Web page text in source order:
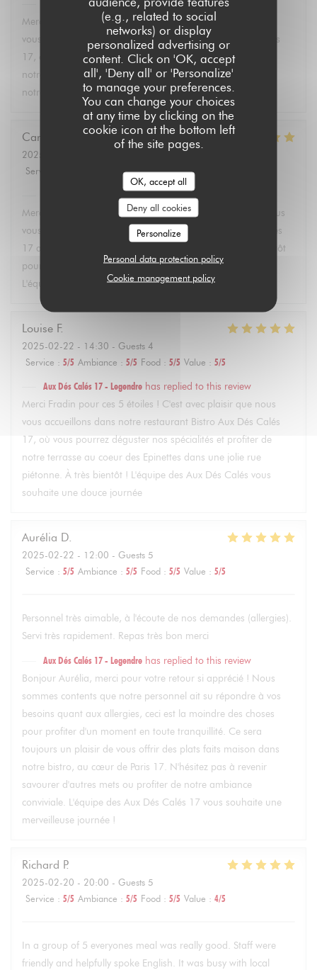
(e.g., related to social
networks) or display
personalized advertising or
content. Click on 'OK, accept
all', 'Deny all' or 'Personalize'
to manage your preferences.
You can change your choices
at any time by clicking on the
cookie icon at the bottom left
of the site pages.
OK, accept all
Deny all cookies
Personalize
Personal data protection policy
Cookie management policy
Aux Dés Calés 17 - Legendre has replied to this review
Merci Martin pour vos 5 étoiles ! C'est avec plaisir que nous
vous accueillons dans notre restaurant Bistro Aux Dés Calés
17, où vous pourrez découvrir dès l'arrivée des beaux jours
notre terrasse et nos plats faits maison. À très bientôt dans
notre bistro à Paris ! L'équipe des Aux Dés Calés.
Caroline
2025-02-21
Service
5/5 Food: 5/5 Value
Aux Dés Calés 17 - Legendre has replied to this review
Merci Caroline pour ces 5 étoiles ! C'est avec plaisir que nous
vous accueillons dans notre Restaurant Bistro Aux Dés Calés
17 au coeur des Epinettes. Nous espérons vous revoir bientôt
pour profiter de notre terrasse et de nos plats faits maison.
L'équipe des Aux Dés Calés vous souhaite une jolie journée
Louise F
2025-02-22 - 14:30 - Guests 4
Service : 5/5 Ambiance : 5/5 Food : 5/5 Value : 5/5
Aux Dés Calés 17 - Legendre has replied to this review
Merci Fradin pour ces 5 étoiles ! C'est avec plaisir que nous
vous accueillons dans notre restaurant Bistro Aux Dés Calés
17, où vous pourrez déguster nos spécialités et profiter de
notre terrasse au coeur des Epinettes dans une jolie rue
piétonne. À très bientôt ! L'équipe des Aux Dés Calés vous
souhaite une douce journée
Aurélia D
2025-02-22 - 12:00 - Guests 5
Service : 5/5 Ambiance : 5/5 Food : 5/5 Value : 5/5
Personnel très aimable, à l'écoute de nos demandes (allergies).
Servi très rapidement. Repas très bon merci
Aux Dés Calés 17 - Legendre has replied to this review
Bonjour Aurélia, merci pour votre retour si apprécié ! Nous
sommes contents que notre personnel ait su répondre à vos
besoins quant aux allergies, ceci est la moindre des choses
pour profiter d'un moment en toute tranquillité. Ce sera
toujours un plaisir de vous offrir des plats faits maison dans
notre bistro, au cœur de Paris 17. N'hésitez pas à revenir
savourer d'autres mets ou profiter de notre ambiance
conviviale. L'équipe des Aux Dés Calés 17 vous souhaite une
merveilleuse journée !
Richard P
2025-02-20 - 20:00 - Guests 5
Service : 5/5 Ambiance : 5/5 Food : 5/5 Value : 4/5
In a group of 5 everyones meal was really good. Staff were
friendly and helpfully spoke English. It was busy with local